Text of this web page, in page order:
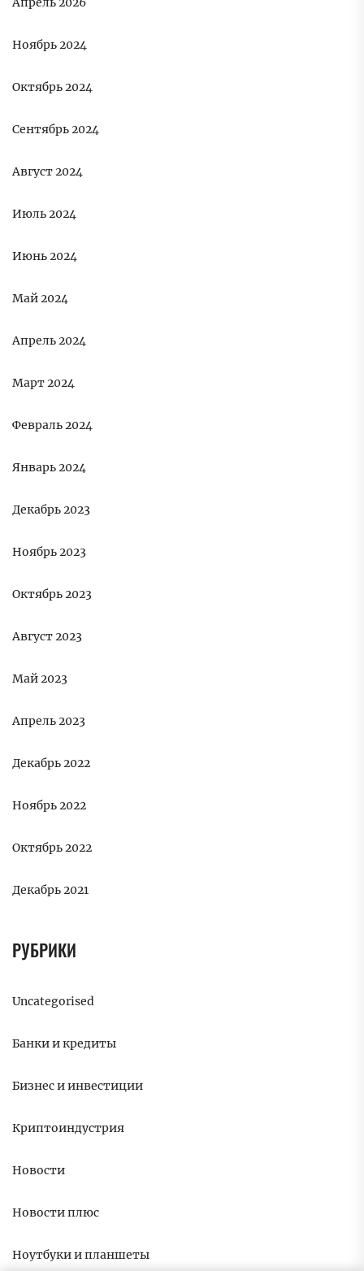
Ноябрь 2024
Октябрь 2024
Сентябрь 2024
Август 2024
Июль 2024
Июнь 2024
Май 2024
Апрель 2024
Март 2024
Февраль 2024
Январь 2024
Декабрь 2023
Ноябрь 2023
Октябрь 2023
Август 2023
Май 2023
Апрель 2023
Декабрь 2022
Ноябрь 2022
Октябрь 2022
Декабрь 2021
РУБРИКИ
Uncategorised
Банки и кредиты
Бизнес и инвестиции
Криптоиндустрия
Новости
Новости плюс
Ноутбуки и планшеты